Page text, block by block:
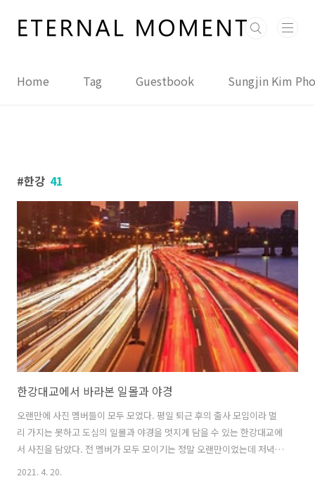
Home Tag Guestbook Sungjin Kim
한강 41
한강대교에서 바라본 일몰과 야경
오랜만에 사진 멤버들이 모두 모였다. 평일 퇴근 후의 출사 모임이라 멀
리 가지는 못하고 도심의 일몰과 야경을 멋지게 담을 수 있는 한강대교에
서 사진을 담았다. 전 멤버가 모두 모이기는 정말 오랜만이었는데 저녁
회식까지 예정되어 있어 사진보다 식사가 더 기다려지는 즐거운 자리였
2021. 4. 20.